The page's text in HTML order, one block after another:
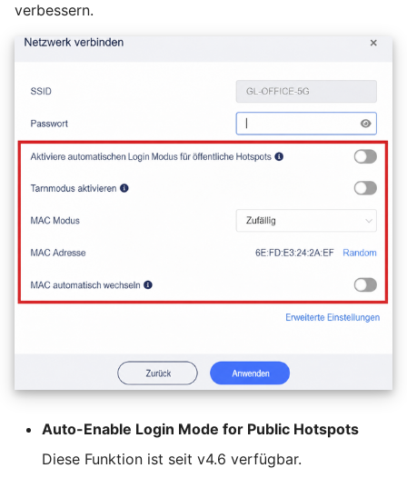
verbessern.
Auto-Enable Login Mode for Public Hotspots
Diese Funktion ist seit v4.6 verfügbar.